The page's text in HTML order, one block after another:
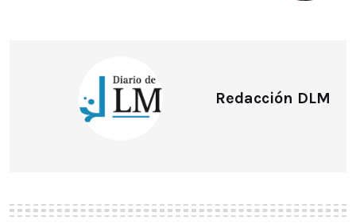
Redacción DLM